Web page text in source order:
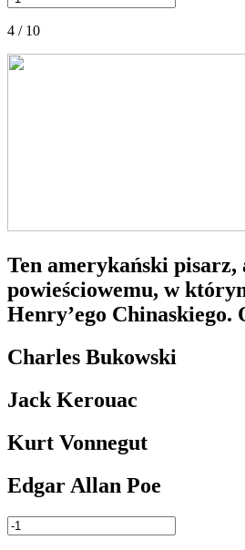
4 / 10
Ten amerykański pisarz,
powieściowemu, w
Henry’ego Chinaskiego.
Charles Bukowski
Jack Kerouac
Kurt Vonnegut
Edgar Allan Poe